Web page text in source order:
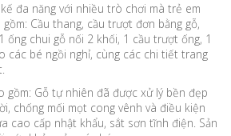
đa năng với nhiều trò chơi mà trẻ em
Cầu thang, cầu trượt đơn bằng gỗ,
ống chui gỗ nối 2 khối, 1 cầu trượt ống, 1
các bé ngồi nghỉ, cùng các chi tiết trang
gồm: Gỗ tự nhiên đã được xử lý bền đẹp
chống mối mọt cong vênh và điều kiện
cao cấp nhật khẩu, sắt sơn tĩnh điện. Sản